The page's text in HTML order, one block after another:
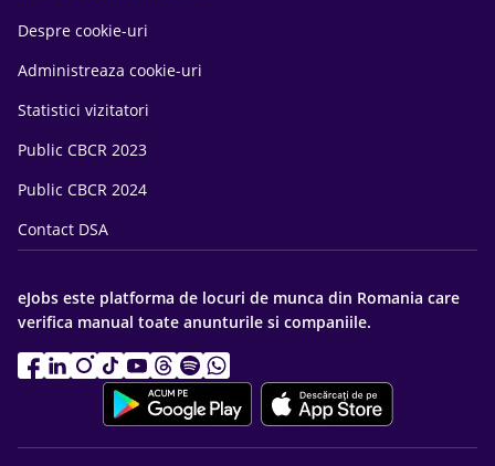
Despre cookie-uri
Administreaza cookie-uri
Statistici vizitatori
Public CBCR 2023
Public CBCR 2024
Contact DSA
eJobs este platforma de locuri de munca din Romania care
verifica manual toate anunturile si companiile.